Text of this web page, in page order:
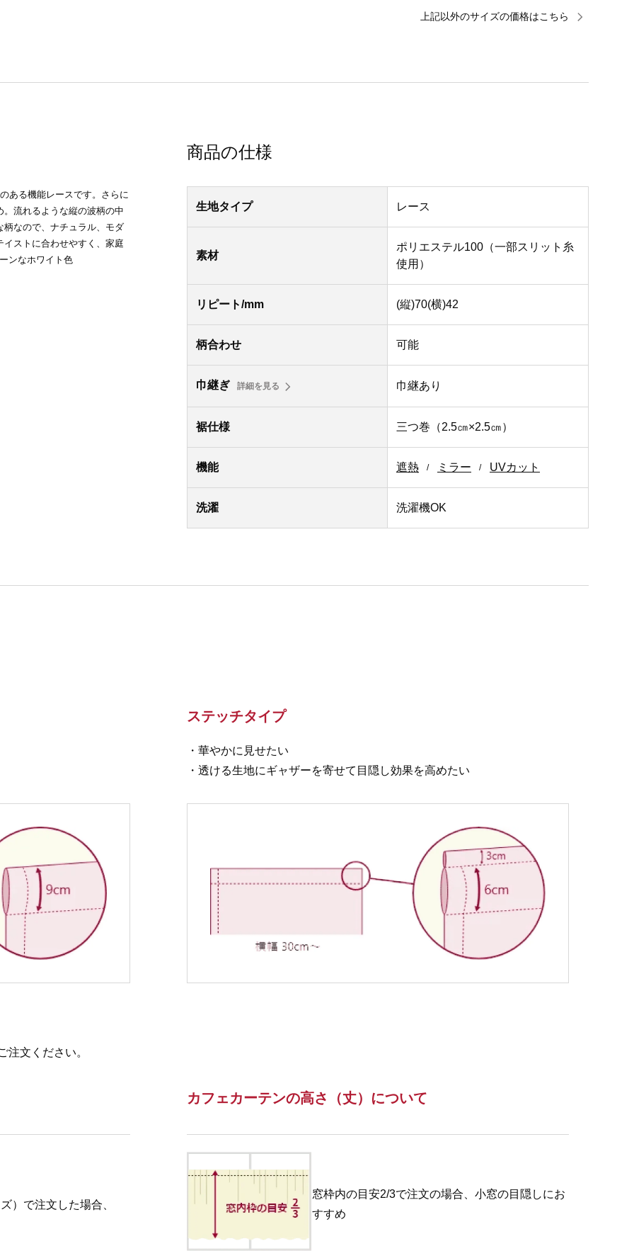
上記以外のサイズの価格はこちら
ある機能レースです。さらに
流れるような縦の波柄の中
なので、ナチュラル、モダ
ストに合わせやすく、家庭
ンなホワイト色
商品の仕様
生地タイプ レース
素材
ポリエステル100（一部スリット糸
使用）
リピート/mm (縦)70(横)42
柄合わせ 可能
巾継ぎ 詳細を見る 巾継あり
裾仕様 三つ巻（2.5㎝×2.5㎝）
機能 遮熱 ミラー UVカット
洗濯 洗濯機OK
ステッチタイプ
・華やかに見せたい
・透ける生地にギャザーを寄せて目隠し効果を高めたい
注文ください。
）で注文した場合、
カフェカーテンの高さ（丈）について
窓枠内の目安2/3で注文の場合、小窓の目隠しにお
すすめ